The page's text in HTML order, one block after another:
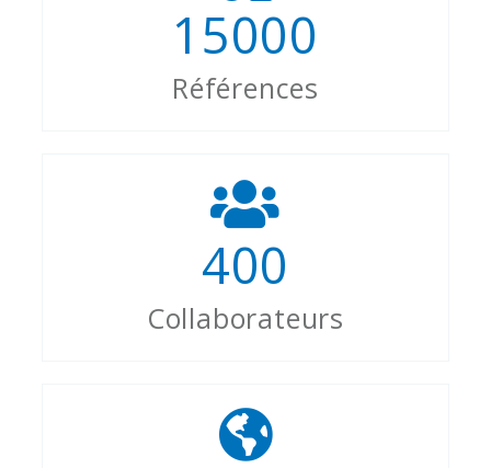
15000
Références
400
Collaborateurs